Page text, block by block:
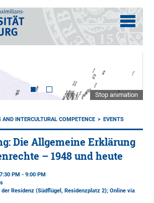
Stop animation
INTERCULTURAL COMPETENCE EVENTS
Die All­gemeine Erklärung
– 1948 und heute
PM - 9:00 PM
der Residenz (Südflügel, Residenzplatz 2); Online via